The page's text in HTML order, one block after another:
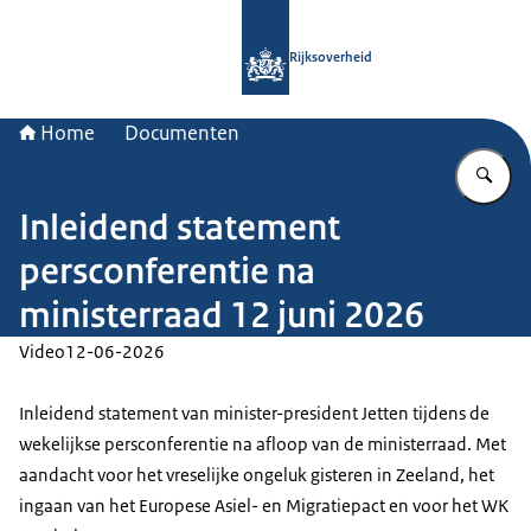
Rijksoverheid
Home Documenten
Inleidend statement
persconferentie na
ministerraad 12 juni 2026
Video12-06-2026
Inleidend statement van minister-president Jetten tijdens de
wekelijkse persconferentie na afloop van de ministerraad. Met
aandacht voor het vreselijke ongeluk gisteren in Zeeland, het
ingaan van het Europese Asiel- en Migratiepact en voor het WK